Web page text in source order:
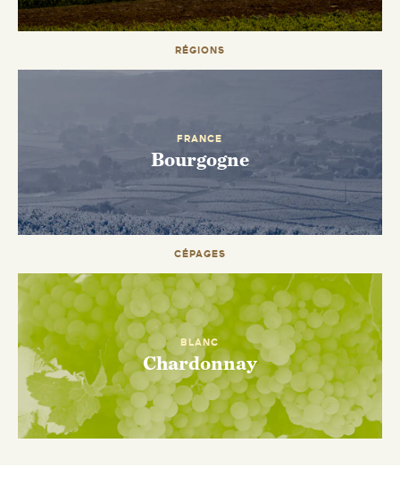
RÉGIONS
FRANCE
Bourgogne
CÉPAGES
BLANC
Chardonnay